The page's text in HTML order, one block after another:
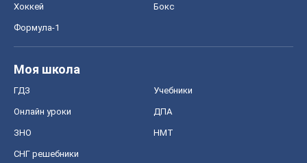
Хоккей Бокс
Формула-1
Моя школа
ГДЗ Учебники
Онлайн уроки ДПА
ЗНО НМТ
СНГ решебники